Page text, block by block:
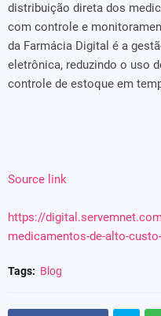
distribuição direta dos
com controle e
da Farmácia Digital é a
eletrônica, reduzindo o uso
controle de estoque em
Source link
https://
medicamentos-de-alto-
Tags: Blog